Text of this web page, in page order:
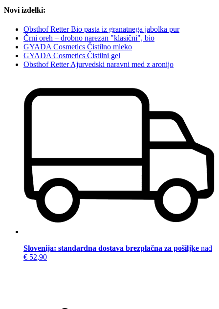
Novi izdelki:
Obsthof Retter Bio pasta iz granatnega jabolka pur
Črni oreh – drobno narezan "klasični", bio
GYADA Cosmetics Čistilno mleko
GYADA Cosmetics Čistilni gel
Obsthof Retter Ajurvedski naravni med z aronijo
Slovenija: standardna dostava brezplačna za pošiljke nad
€ 52,90